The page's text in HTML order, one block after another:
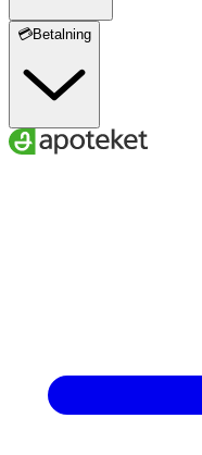
💳Betalning